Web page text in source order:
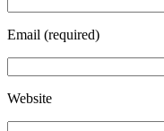
Email (required)
Website